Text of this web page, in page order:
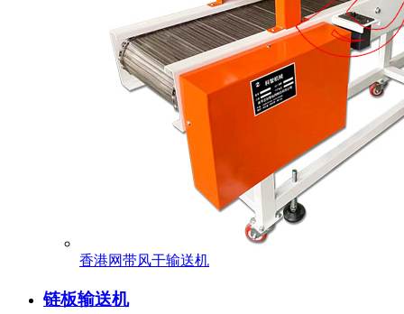
香港网带风干输送机
链板输送机